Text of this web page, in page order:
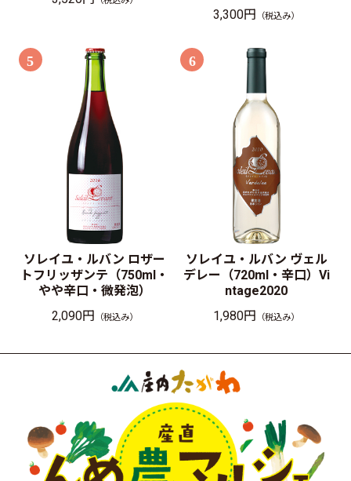
3,300円 （税込み）
5
ソレイユ・ルバン ロザー
トフリッザンテ（750ml・
やや辛口・微発泡）
2,090円 （税込み）
6
ソレイユ・ルバン ヴェル
デレー（720ml・辛口）Vi
ntage2020
1,980円 （税込み）